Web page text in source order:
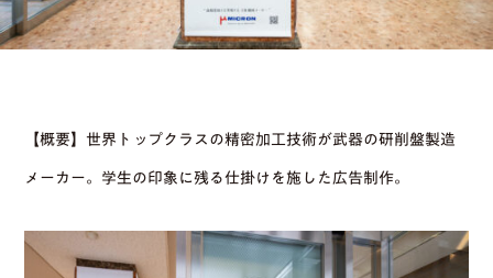
【概要】世界トップクラスの精密加工技術が武器の研削盤製造
メーカー。学生の印象に残る仕掛けを施した広告制作。